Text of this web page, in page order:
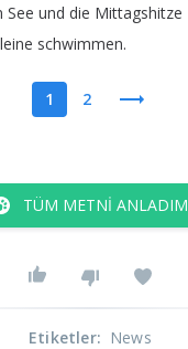
See und die Mittagshitze
schwimmen.
1 2
TÜM METNI ANLADIM
Etiketler: News